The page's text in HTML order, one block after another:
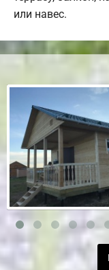
или навес.